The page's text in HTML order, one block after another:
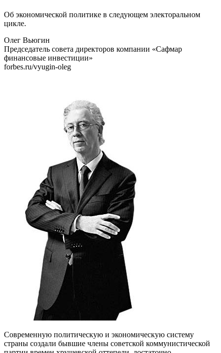
Об экономической политике в следующем электоральном
цикле.
Олег Вьюгин
Председатель совета директоров компании «Сафмар
финансовые инвестиции»
forbes.ru/vyugin-oleg
Современную политическую и экономическую систему
страны создали бывшие члены советской коммунистической